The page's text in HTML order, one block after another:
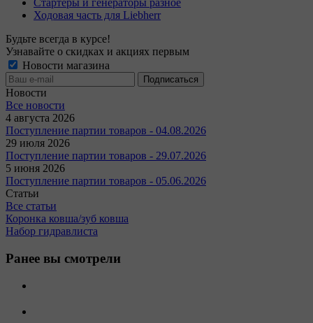
Стартеры и генераторы разное
Ходовая часть для Liebherr
Будьте всегда в курсе!
Узнавайте о скидках и акциях первым
Новости магазина
Новости
Все новости
4 августа 2026
Поступление партии товаров - 04.08.2026
29 июля 2026
Поступление партии товаров - 29.07.2026
5 июня 2026
Поступление партии товаров - 05.06.2026
Статьи
Все статьи
Коронка ковша/зуб ковша
Набор гидравлиста
Ранее вы смотрели